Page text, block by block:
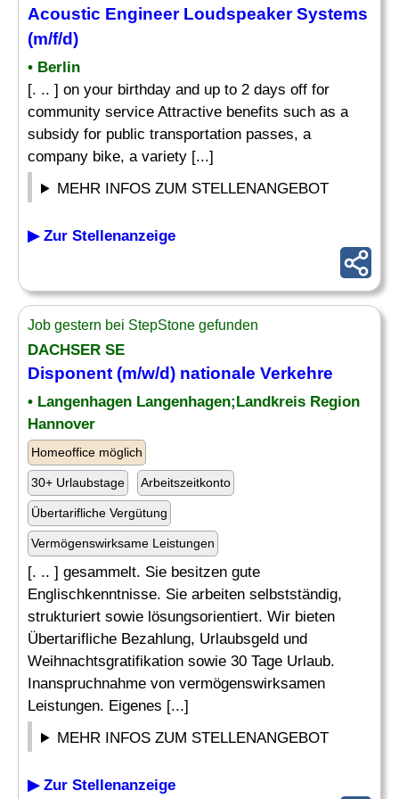
Acoustic Engineer Loudspeaker Systems
(m/f/d)
• Berlin
[. .. ] on your birthday and up to 2 days off for
community service Attractive benefits such as a
subsidy for public transportation passes, a
company bike, a variety [...]
MEHR INFOS ZUM STELLENANGEBOT
▶ Zur Stellenanzeige
Job gestern bei StepStone gefunden
DACHSER SE
Disponent (m/w/d) nationale Verkehre
• Langenhagen Langenhagen;Landkreis Region
Hannover
Homeoffice möglich
30+ Urlaubstage Arbeitszeitkonto
Übertarifliche Vergütung
Vermögenswirksame Leistungen
[. .. ] gesammelt. Sie besitzen gute
Englischkenntnisse. Sie arbeiten selbstständig,
strukturiert sowie lösungsorientiert. Wir bieten
Übertarifliche Bezahlung, Urlaubsgeld und
Weihnachtsgratifikation sowie 30 Tage Urlaub.
Inanspruchnahme von vermögenswirksamen
Leistungen. Eigenes [...]
MEHR INFOS ZUM STELLENANGEBOT
▶ Zur Stellenanzeige